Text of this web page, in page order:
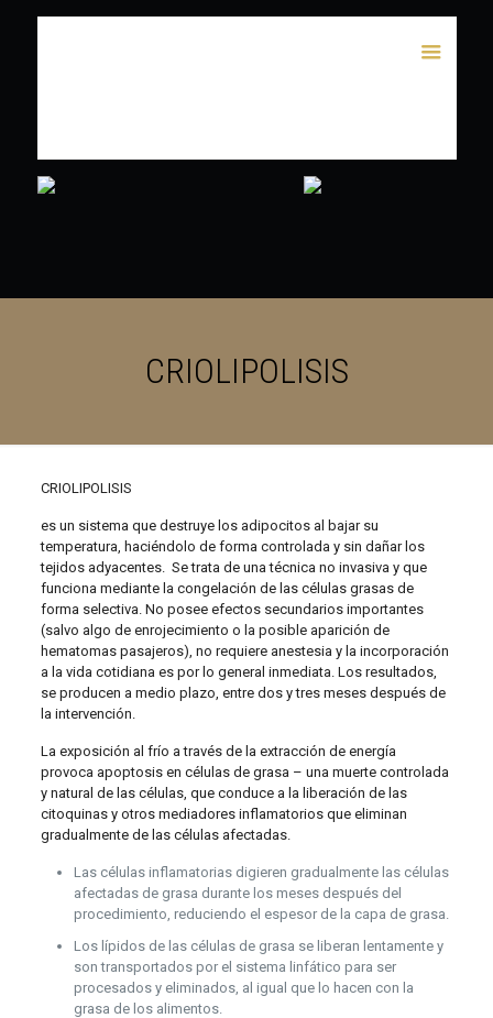
CRIOLIPOLISIS
CRIOLIPOLISIS
es un sistema que destruye los adipocitos al bajar su
temperatura, haciéndolo de forma controlada y sin dañar los
tejidos adyacentes. Se trata de una técnica no invasiva y que
funciona mediante la congelación de las células grasas de
forma selectiva. No posee efectos secundarios importantes
(salvo algo de enrojecimiento o la posible aparición de
hematomas pasajeros), no requiere anestesia y la incorporación
a la vida cotidiana es por lo general inmediata. Los resultados,
se producen a medio plazo, entre dos y tres meses después de
la intervención.
La exposición al frío a través de la extracción de energía
provoca apoptosis en células de grasa – una muerte controlada
y natural de las células, que conduce a la liberación de las
citoquinas y otros mediadores inflamatorios que eliminan
gradualmente de las células afectadas.
Las células inflamatorias digieren gradualmente las células
afectadas de grasa durante los meses después del
procedimiento, reduciendo el espesor de la capa de grasa.
Los lípidos de las células de grasa se liberan lentamente y
son transportados por el sistema linfático para ser
procesados y eliminados, al igual que lo hacen con la
grasa de los alimentos.